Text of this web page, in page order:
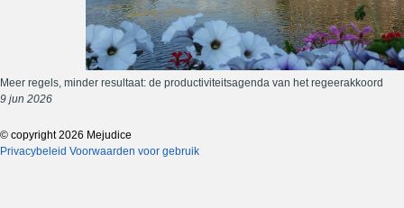
Meer regels, minder resultaat: de productiviteitsagenda van het regeerakkoord
9 jun 2026
© copyright 2026 Mejudice
Privacybeleid Voorwaarden voor gebruik